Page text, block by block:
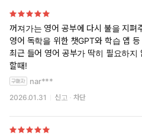
꺼져가는 영어 공부에 다시 불을 지펴
영어 독학을 위한 챗GPT와 학습 앱
최근 들어 영어 공부가 딱히 필요하지
할때!
nar***
2026.01.31 신고 차단